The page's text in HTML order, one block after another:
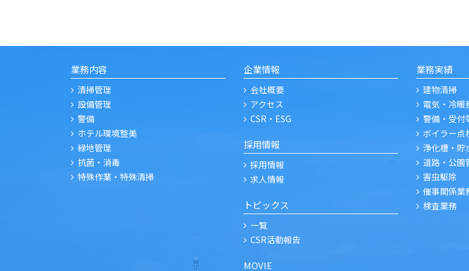
業務内容
清掃管理
設備管理
警備
ホテル環境整美
緑地管理
抗菌・消毒
特殊作業・特殊清掃
企業情報
会社概要
アクセス
CSR・ESG
採用情報
採用情報
求人情報
トピックス
一覧
CSR活動報告
MOVIE
業務実績
建物清掃
電気・冷暖
警備・受付
ボイラー点
浄化槽・貯
道路・公園
害虫駆除
催事関係業
検査業務